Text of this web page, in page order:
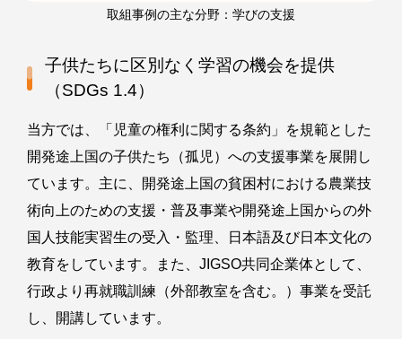
取組事例の主な分野：学びの支援
子供たちに区別なく学習の機会を提供
（SDGs 1.4）
当方では、「児童の権利に関する条約」を規範とした
開発途上国の子供たち（孤児）への支援事業を展開し
ています。主に、開発途上国の貧困村における農業技
術向上のための支援・普及事業や開発途上国からの外
国人技能実習生の受入・監理、日本語及び日本文化の
教育をしています。また、JIGSO共同企業体として、
行政より再就職訓練（外部教室を含む。）事業を受託
し、開講しています。